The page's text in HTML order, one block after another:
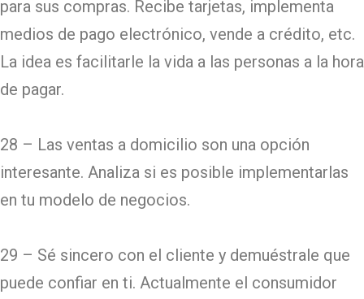
para sus compras. Recibe tarjetas, implementa
medios de pago electrónico, vende a crédito, etc.
La idea es facilitarle la vida a las personas a la hora
de pagar.
28 – Las ventas a domicilio son una opción
interesante. Analiza si es posible implementarlas
en tu modelo de negocios.
29 – Sé sincero con el cliente y demuéstrale que
puede confiar en ti. Actualmente el consumidor